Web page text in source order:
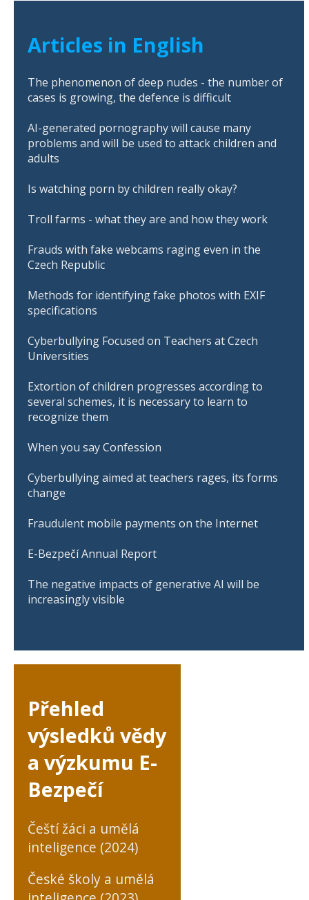
Articles in English
The phenomenon of deep nudes - the number of
cases is growing, the defence is difficult
AI-generated pornography will cause many
problems and will be used to attack children and
adults
Is watching porn by children really okay?
Troll farms - what they are and how they work
Frauds with fake webcams raging even in the
Czech Republic
Methods for identifying fake photos with EXIF
specifications
Cyberbullying Focused on Teachers at Czech
Universities
Extortion of children progresses according to
several schemes, it is necessary to learn to
recognize them
When you say Confession
Cyberbullying aimed at teachers rages, its forms
change
Fraudulent mobile payments on the Internet
E-Bezpečí Annual Report
The negative impacts of generative AI will be
increasingly visible
Přehled
výsledků vědy
a výzkumu E-
Bezpečí
Čeští žáci a umělá
inteligence (2024)
České školy a umělá